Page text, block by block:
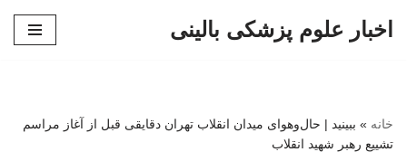
اخبار علوم پزشکی بالینی
خانه » ببینید | حال‌وهوای میدان انقلاب تهران دقایقی قبل از آغاز مراسم
تشییع رهبر شهید انقلاب